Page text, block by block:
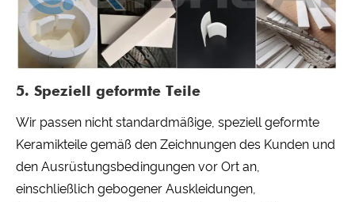
5. Speziell geformte Teile
Wir passen nicht standardmäßige, speziell geformte
Keramikteile gemäß den Zeichnungen des Kunden und
den Ausrüstungsbedingungen vor Ort an,
einschließlich gebogener Auskleidungen,